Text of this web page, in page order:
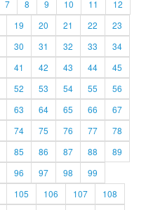
7 8 9 10 11
12
19 20 21 22
23
30 31 32 33
34
41 42 43 44
45
52 53 54 55
56
63 64 65 66
67
74 75 76 77
78
85 86 87 88
89
96 97 98
99
105 106 107
108